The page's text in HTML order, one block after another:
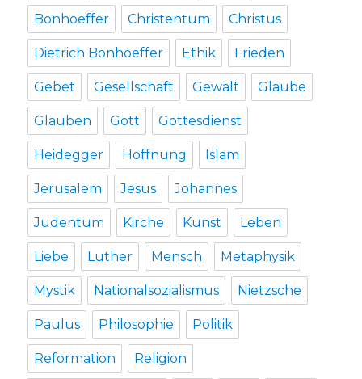
Bonhoeffer Christentum Christus
Dietrich Bonhoeffer Ethik Frieden
Gebet Gesellschaft Gewalt Glaube
Glauben Gott Gottesdienst
Heidegger Hoffnung Islam
Jerusalem Jesus Johannes
Judentum Kirche Kunst Leben
Liebe Luther Mensch Metaphysik
Mystik Nationalsozialismus Nietzsche
Paulus Philosophie Politik
Reformation Religion